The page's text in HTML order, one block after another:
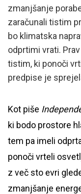
zmanjšanje
zaračunali tistim
bo klimatska
odprtimi vrati.
tistim, ki ponoči
predpise je
Kot piše
ki bodo prostore
tem pa imeli
ponoči vrteli
z več sto evri
zmanjšanje